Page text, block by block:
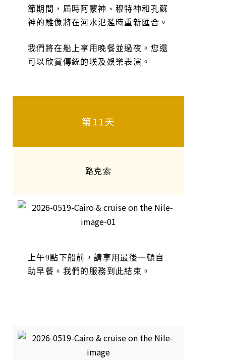
節期間，屆時阿蒙神、穆特神和孔蘇
神的雕像將在河水氾濫時重新匯合。
我們將在船上享用晚餐並過夜。您還
可以欣賞傳統的埃及娛樂表演。
第11天
路克索
上午9點下船前，請享用最後一頓自
助早餐。我們的服務到此結束。